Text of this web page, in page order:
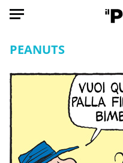
HOME
Tecnologia
PEANUTS